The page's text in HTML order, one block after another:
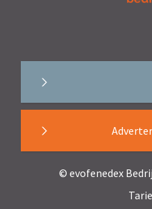
© evofenedex